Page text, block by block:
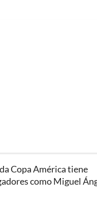
Copa América tiene
como Miguel